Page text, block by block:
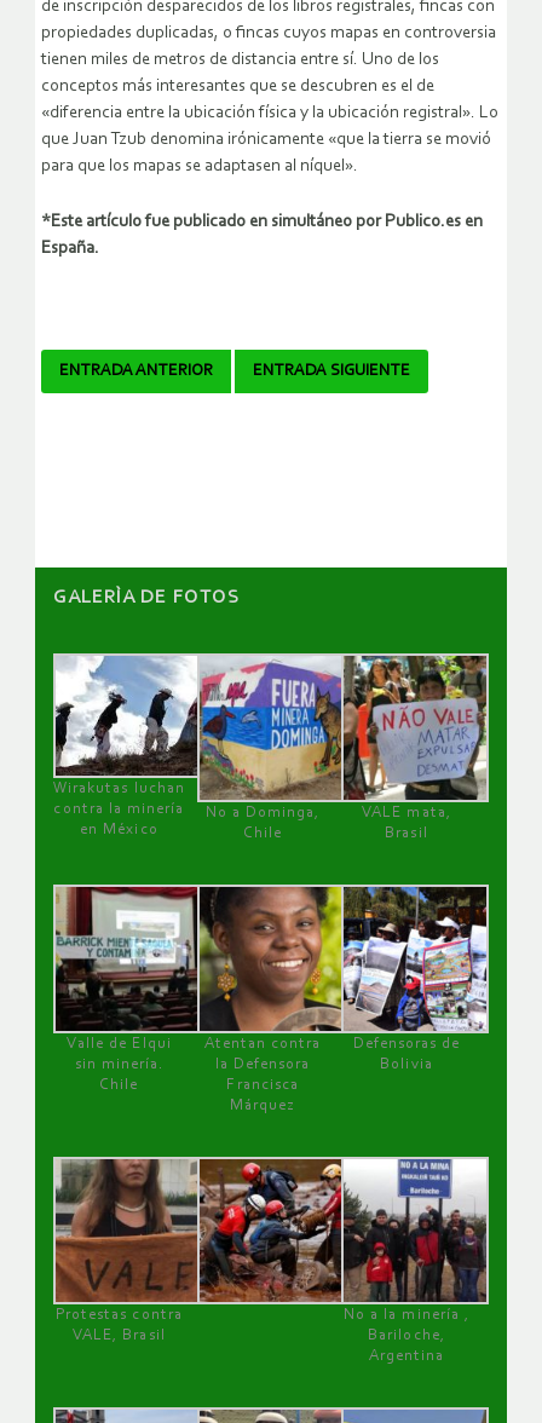
de inscripción desparecidos de los libros registrales, fincas con
propiedades duplicadas, o fincas cuyos mapas en controversia
tienen miles de metros de distancia entre sí. Uno de los
conceptos más interesantes que se descubren es el de
«diferencia entre la ubicación física y la ubicación registral». Lo
que Juan Tzub denomina irónicamente «que la tierra se movió
para que los mapas se adaptasen al níquel».
*Este artículo fue publicado en simultáneo por Publico.es en
España.
Navegador
ENTRADA ANTERIOR ENTRADA SIGUIENTE
GALERÌA DE FOTOS
Wirakutas luchan
contra la minería
en México
No a Dominga,
Chile
VALE mata,
Brasil
Valle de Elqui
sin minería.
Chile
Atentan contra
la Defensora
Francisca
Márquez
Defensoras de
Bolivia
Protestas contra
VALE, Brasil
No a la minería ,
Bariloche,
Argentina